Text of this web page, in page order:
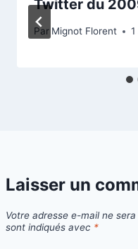
Twitter du
Par Mignot Florent
Laisser un
Votre adresse e-mail ne
sont indiqués avec *